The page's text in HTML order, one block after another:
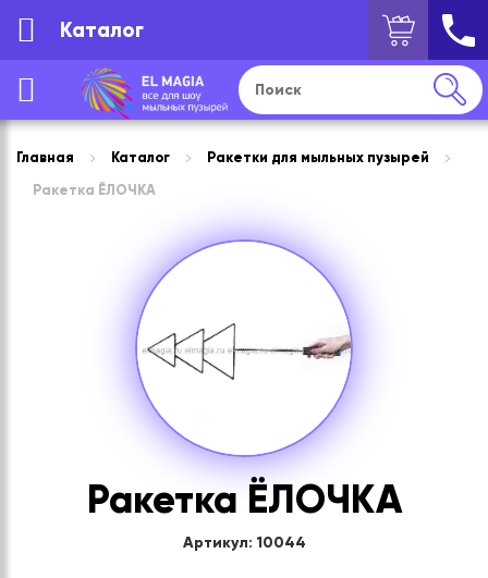
Каталог
Главная Каталог
Ракетки для мыльных пузырей
Ракетка ЁЛОЧКА
Ракетка ЁЛОЧКА
Артикул: 10044